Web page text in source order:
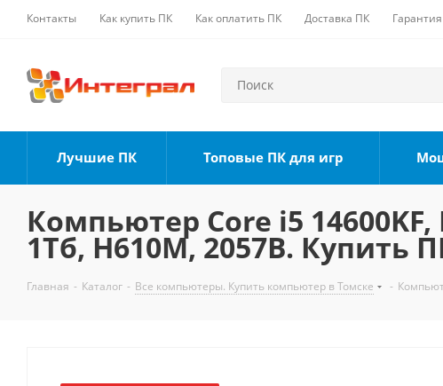
Контакты Как купить ПК Как оплатить ПК Доставка ПК
Лучшие ПК Топовые ПК для игр
Компьютер Core i5 14600KF,
1Тб, H610M, 2057B. Купить
Главная - Каталог - Все компьютеры. Купить компьютер в Томске -